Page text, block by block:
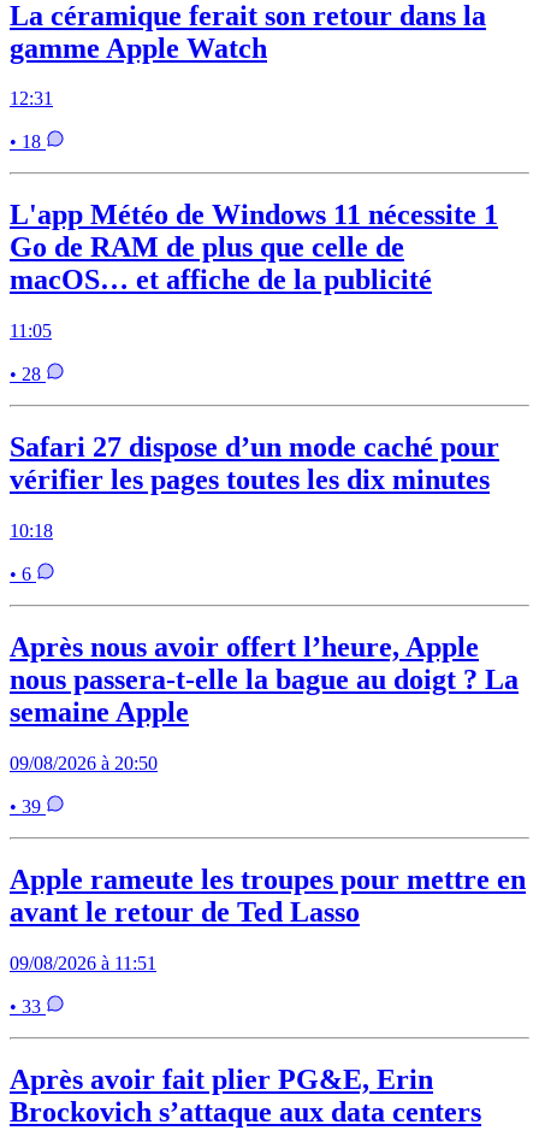
La céramique ferait son retour dans la
gamme Apple Watch
12:31
• 18
L'app Météo de Windows 11 nécessite 1
Go de RAM de plus que celle de
macOS… et affiche de la publicité
11:05
• 28
Safari 27 dispose d’un mode caché pour
vérifier les pages toutes les dix minutes
10:18
• 6
Après nous avoir offert l’heure, Apple
nous passera-t-elle la bague au doigt ? La
semaine Apple
09/08/2026 à 20:50
• 39
Apple rameute les troupes pour mettre en
avant le retour de Ted Lasso
09/08/2026 à 11:51
• 33
Après avoir fait plier PG&E, Erin
Brockovich s’attaque aux data centers